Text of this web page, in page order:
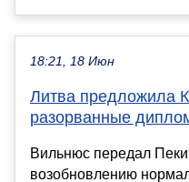
18:21, 18 Июн
Литва предложила
разорванные
Вильнюс передал
возобновлению